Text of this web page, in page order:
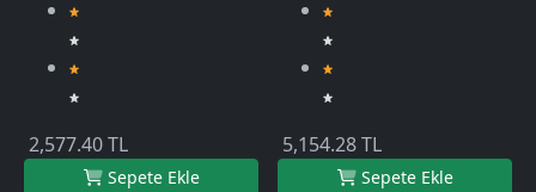
2,577.40 TL
Sepete Ekle
5,154.28 TL
Sepete Ekle